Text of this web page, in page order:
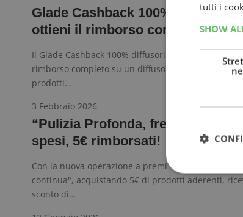
Glade Cashback 100% diffusori
ottieni il rimborso completo
Il Glade Cashback 100% diffusori elettrici ti
rimborso completo su un diffusore liquido elettrico
prodotti…
3 Febbraio 2026
“Pulizia Profonda, freschezza
spesi, 5€ rimborsati!
Con la nuova operazione a premi "Pulizia Profonda,
continua", acquistando 5€ di prodotti aderenti,
sconto di…
tutti i
SHOW